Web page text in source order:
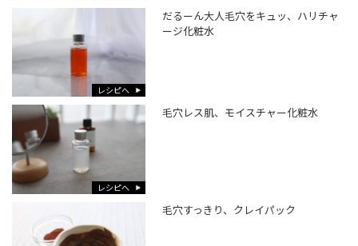
レシピへ
だるーん大人毛穴をキュッ、ハリチャ
ージ化粧水
レシピへ
毛穴レス肌、モイスチャー化粧水
毛穴すっきり、クレイパック